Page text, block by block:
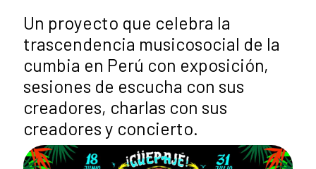
Un proyecto que celebra la
trascendencia musicosocial de la
cumbia en Perú con exposición,
sesiones de escucha con sus
creadores, charlas con sus
creadores y concierto.